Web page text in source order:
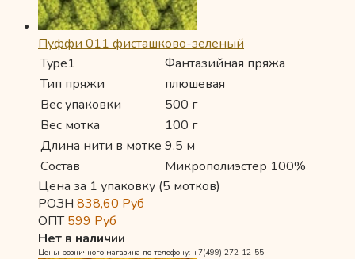
Пуффи 011 фисташково-зеленый
Type1
Фантазийная пряжа
Тип пряжи
плюшевая
Вес упаковки
500 г
Вес мотка
100 г
Длина нити в мотке 9.5 м
Состав
Микрополиэстер 100%
Цена за 1 упаковку (5 мотков)
РОЗН 838,60 Руб
ОПТ599 Руб
Нет в наличии
Цены розничного магазина по телефону: +7(499) 272-12-55